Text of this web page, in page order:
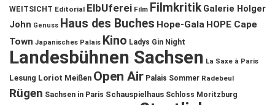
WEITSICHT Editorial ElbUferei Film Filmkritik Galerie Holger
John Genuss Haus des Buches Hope-Gala HOPE Cape
Town Japanisches Palais Kino Ladys Gin Night
Landesbühnen Sachsen La Saxe à Paris
Lesung Loriot Meißen Open Air Palais Sommer Radebeul
Rügen Sachsen in Paris Schauspielhaus Schloss Moritzburg